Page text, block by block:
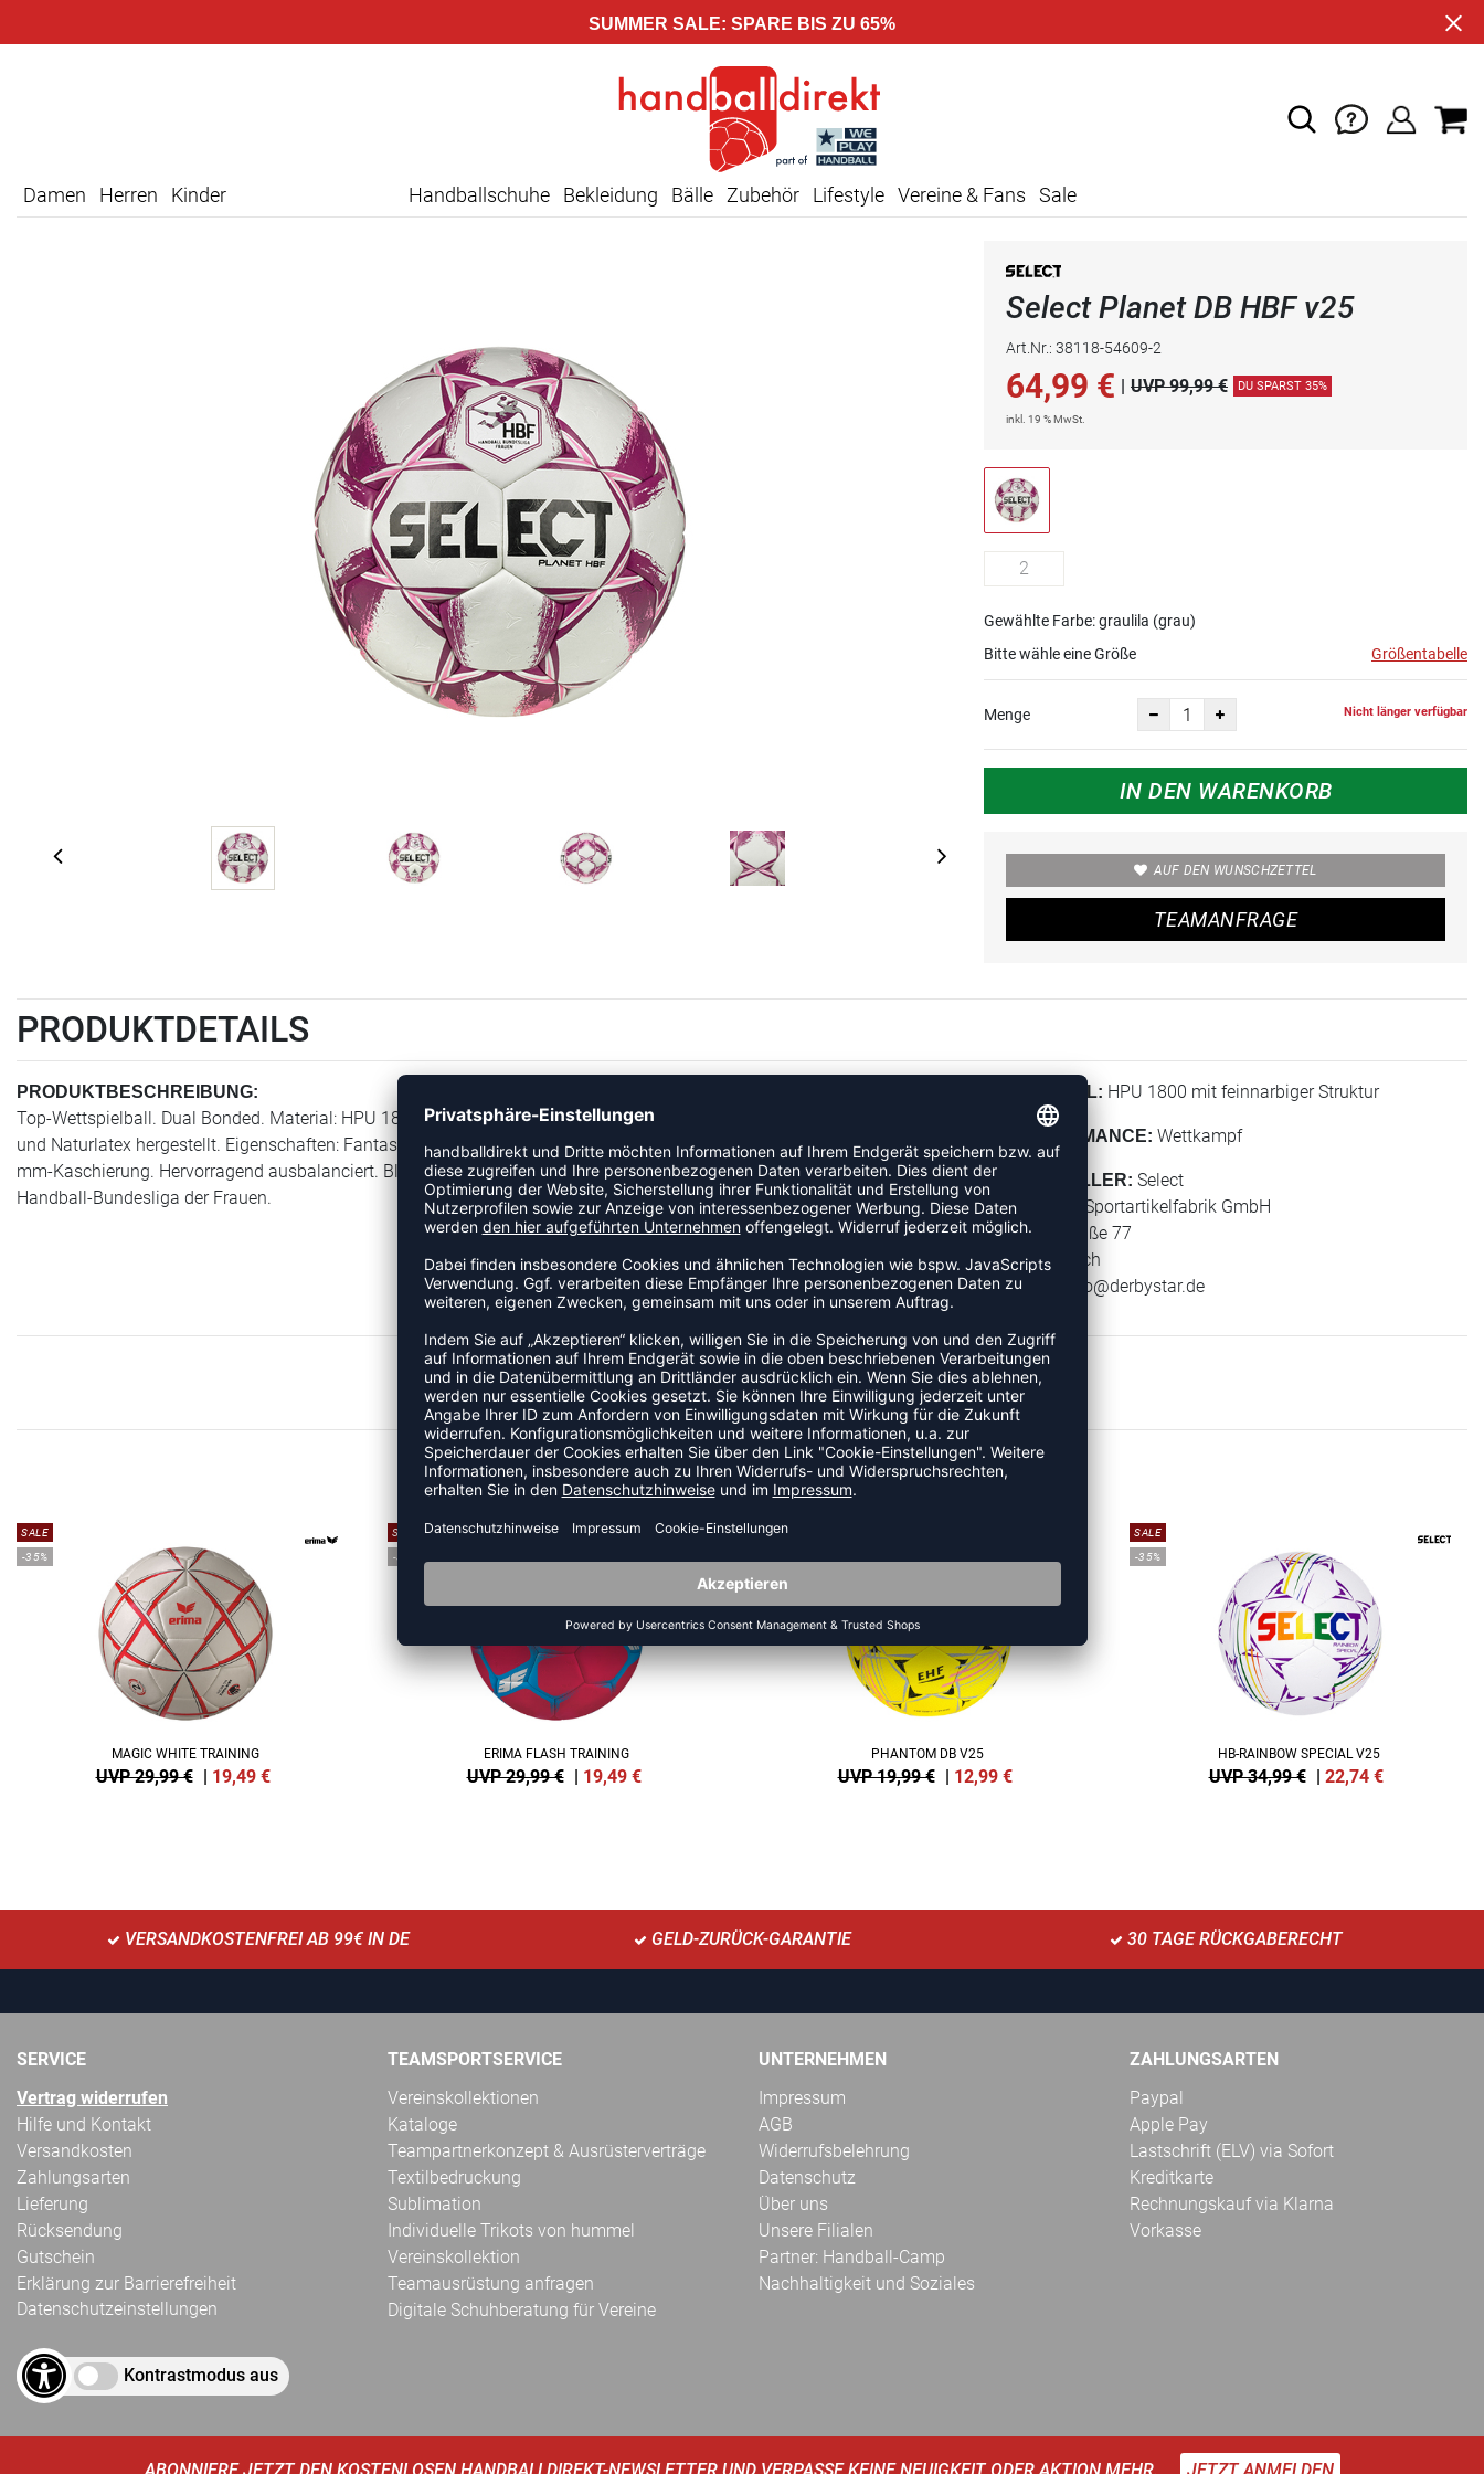
SUMMER SALE: SPARE BIS ZU 65%
Damen Herren Kinder Handballschuhe Bekleidung Bälle Zubehör Lifestyle Vereine & Fans Sale
Select Planet DB HBF v25
Art.Nr.: 38118-54609-2
64,99 € | UVP 99,99 € DU SPARST 35%
inkl. 19 % MwSt.
2
Gewählte Farbe: graulila (grau)
Bitte wähle eine Größe
Größentabelle
Menge Nicht länger verfügbar
IN DEN WARENKORB
AUF DEN WUNSCHZETTEL
TEAMANFRAGE
PRODUKTDETAILS
PRODUKTBESCHREIBUNG:
Top-Wettspielball. Dual Bonded. Material: HPU 1800 mit SELECT-Logo-Prägedruck. Zum Teil aus recycelten PET-Flaschen
und Naturlatex hergestellt. Eigenschaften: Fantastische Griffigkeit mit und ohne Harz. Extrem weicher Ballkontakt durch 4-
mm-Kaschierung. Hervorragend ausbalanciert. Blase: Null-Flügel-Blase aus Naturlatex. Offizieller Spielball der 1. und 2.
Handball-Bundesliga der Frauen.
MATERIAL: HPU 1800 mit feinnarbiger Struktur
PERFORMANCE: Wettkampf
HERSTELLER: Select
Derbystar Sportartikelfabrik GmbH
Klever Straße 77
47574 Goch
E-Mail:
info@derbystar.de
ZULETZT ANGESEHEN
MEHR AUS DER KATEGORIE BÄLLE
SALE
-35%
MAGIC WHITE TRAINING
UVP 29,99 € | 19,49 €
SALE
-35%
ERIMA FLASH TRAINING
UVP 29,99 € | 19,49 €
-35%
PHANTOM DB V25
UVP 19,99 € | 12,99 €
SALE
-35%
HB-RAINBOW SPECIAL V25
UVP 34,99 € | 22,74 €
VERSANDKOSTENFREI AB 99€ IN DE GELD-ZURÜCK-GARANTIE 30 TAGE RÜCKGABERECHT
SERVICE
Vertrag widerrufen
Hilfe und Kontakt
Versandkosten
Zahlungsarten
Lieferung
Rücksendung
Gutschein
Erklärung zur Barrierefreiheit
Datenschutzeinstellungen
Kontrastmodus aus
TEAMSPORTSERVICE
Vereinskollektionen
Kataloge
Teampartnerkonzept & Ausrüsterverträge
Textilbedruckung
Sublimation
Individuelle Trikots von hummel
Vereinskollektion
Teamausrüstung anfragen
Digitale Schuhberatung für Vereine
UNTERNEHMEN
Impressum
AGB
Widerrufsbelehrung
Datenschutz
Über uns
Unsere Filialen
Partner: Handball-Camp
Nachhaltigkeit und Soziales
ZAHLUNGSARTEN
Paypal
Apple Pay
Lastschrift (ELV) via Sofort
Kreditkarte
Rechnungskauf via Klarna
Vorkasse